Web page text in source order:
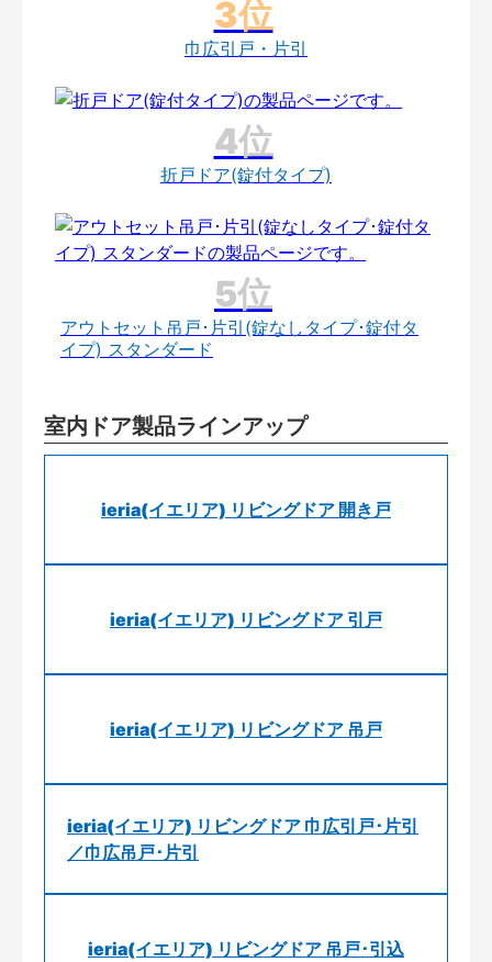
巾広引戸・片引
折戸ドア(錠付タイプ)
アウトセット吊戸･片引(錠なしタイプ･錠付タ
イプ) スタンダード
室内ドア製品ラインアップ
ieria(イエリア) リビングドア 開き戸
ieria(イエリア) リビングドア 引戸
ieria(イエリア) リビングドア 吊戸
ieria(イエリア) リビングドア 巾広引戸･片引
／巾広吊戸･片引
ieria(イエリア) リビングドア 吊戸･引込